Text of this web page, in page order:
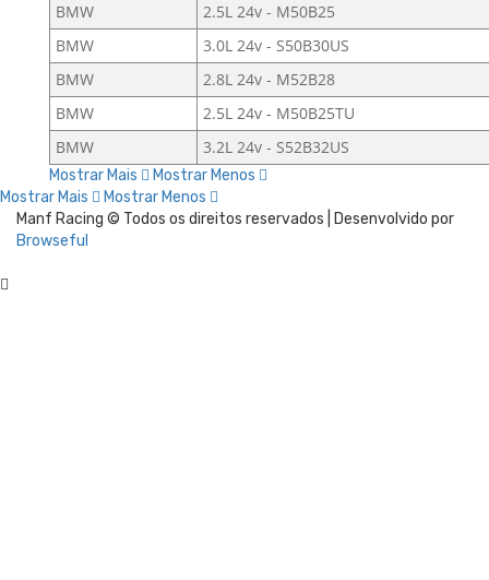
BMW
2.5L 24v - M50B25
BMW
3.0L 24v - S50B30US
BMW
2.8L 24v - M52B28
BMW
2.5L 24v - M50B25TU
BMW
3.2L 24v - S52B32US
Mostrar Mais
Mostrar Menos
Mostrar Mais
Mostrar Menos
Manf Racing © Todos os direitos reservados | Desenvolvido por
Browseful